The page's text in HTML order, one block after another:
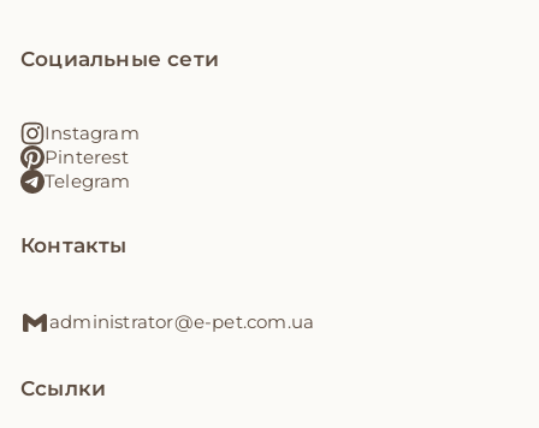
Социальные сети
Instagram
Pinterest
Telegram
Контакты
administrator@e-pet.com.ua
Ссылки